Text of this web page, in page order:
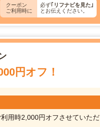
クーポン
ご利用時に
必ず｢リフナビを見た｣
とお伝えください。
円オフ！
用時2,000円オフさせていただ